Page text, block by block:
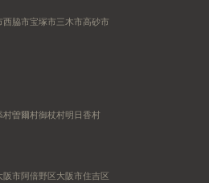
西脇市宝塚市三木市高砂市
村曽爾村御杖村明日香村
阪市阿倍野区大阪市住吉区